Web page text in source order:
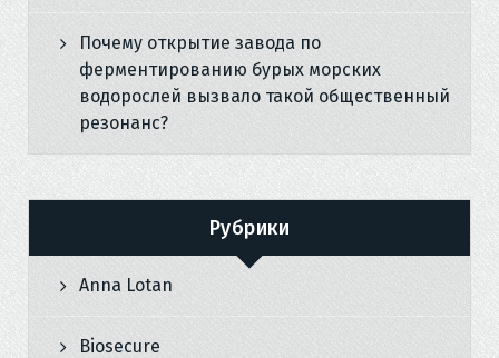
Почему открытие завода по
ферментированию бурых морских
водорослей вызвало такой общественный
резонанс?
Рубрики
Anna Lotan
Biosecure